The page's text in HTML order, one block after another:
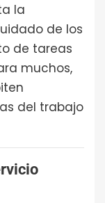
la
de los
de tareas
muchos,
del trabajo